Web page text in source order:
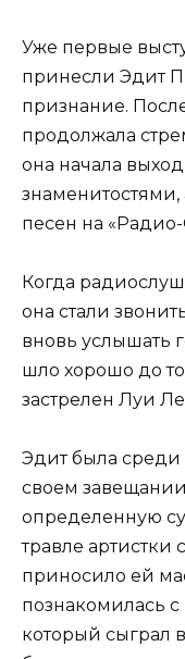
Уже первые
принесли Эдит
признание.
продолжала
она начала
знаменитостями,
песен на «Радио-
Когда
она стали
вновь услышать
шло хорошо до
застрелен Луи
Эдит была среди
своем
определенную
травле артистки
приносило ей
познакомилась
который сыграл